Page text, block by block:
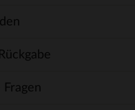
Fragen